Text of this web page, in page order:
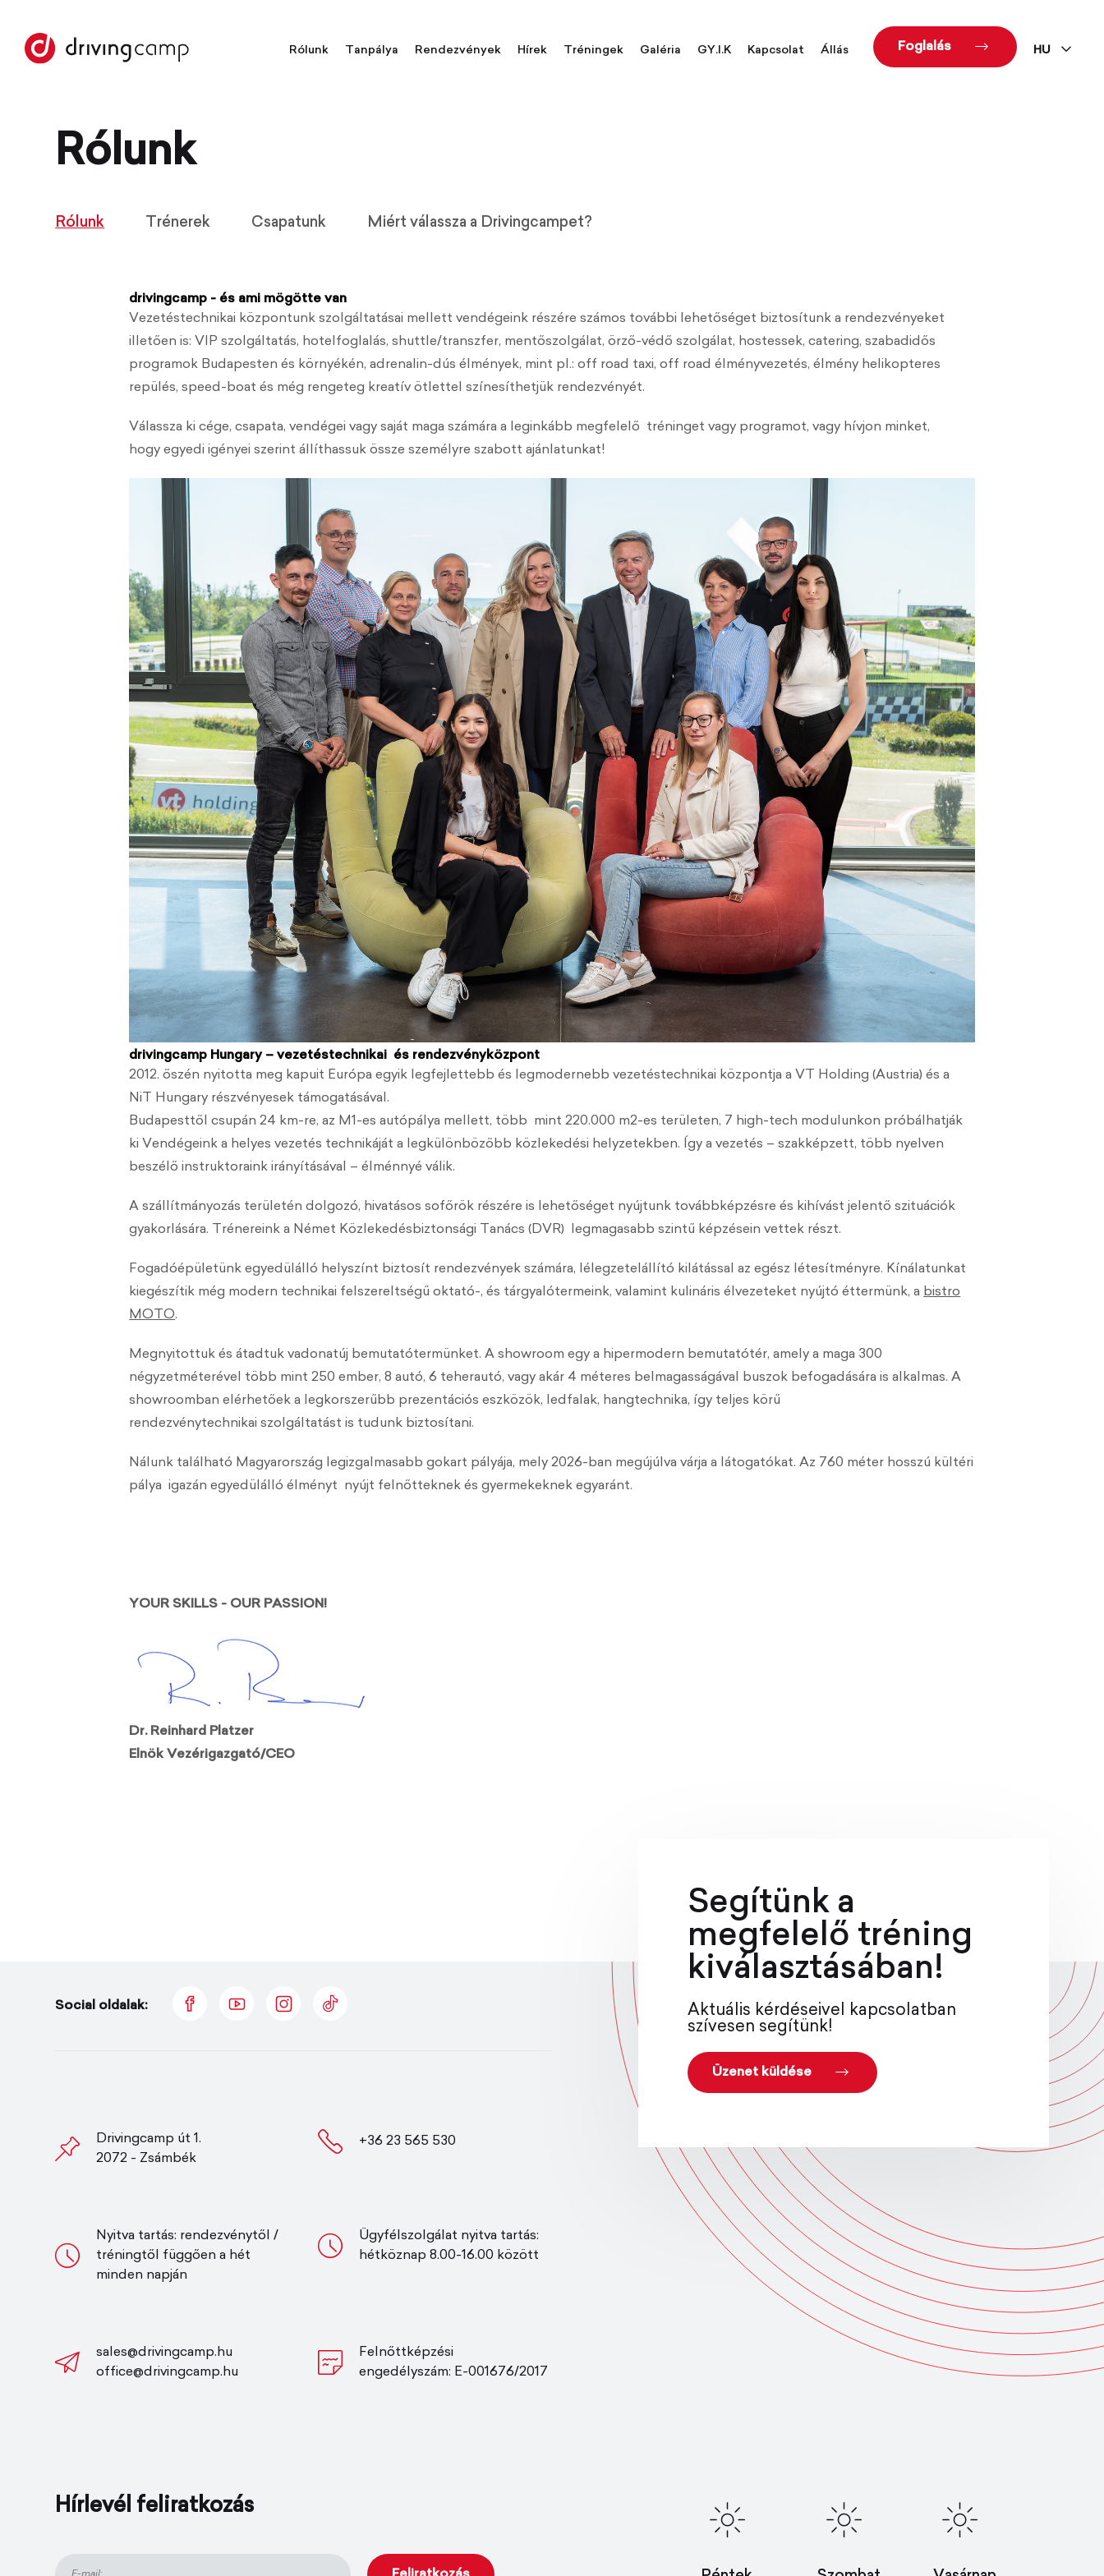
Rólunk Tanpálya Rendezvények Hírek Tréningek Galéria GY.I.K Kapcsolat Állás Foglalás HU
Rólunk
Rólunk Trénerek Csapatunk Miért válassza a Drivingcampet?
drivingcamp - és ami mögötte van
Vezetéstechnikai központunk szolgáltatásai mellett vendégeink részére számos további lehetőséget biztosítunk a rendezvényeket
illetően is: VIP szolgáltatás, hotelfoglalás, shuttle/transzfer, mentőszolgálat, örző-védő szolgálat, hostessek, catering, szabadidős
programok Budapesten és környékén, adrenalin-dús élmények, mint pl.: off road taxi, off road élményvezetés, élmény helikopteres
repülés, speed-boat és még rengeteg kreatív ötlettel színesíthetjük rendezvényét.
Válassza ki cége, csapata, vendégei vagy saját maga számára a leginkább megfelelő tréninget vagy programot, vagy hívjon minket,
hogy egyedi igényei szerint állíthassuk össze személyre szabott ajánlatunkat!
drivingcamp Hungary – vezetéstechnikai és rendezvényközpont
2012. őszén nyitotta meg kapuit Európa egyik legfejlettebb és legmodernebb vezetéstechnikai központja a VT Holding (Austria) és a
NiT Hungary részvényesek támogatásával.
Budapesttől csupán 24 km-re, az M1-es autópálya mellett, több mint 220.000 m2-es területen, 7 high-tech modulunkon próbálhatják
ki Vendégeink a helyes vezetés technikáját a legkülönbözőbb közlekedési helyzetekben. Így a vezetés – szakképzett, több nyelven
beszélő instruktoraink irányításával – élménnyé válik.
A szállítmányozás területén dolgozó, hivatásos sofőrök részére is lehetőséget nyújtunk továbbképzésre és kihívást jelentő szituációk
gyakorlására. Trénereink a Német Közlekedésbiztonsági Tanács (DVR) legmagasabb szintű képzésein vettek részt.
Fogadóépületünk egyedülálló helyszínt biztosít rendezvények számára, lélegzetelállító kilátással az egész létesítményre. Kínálatunkat
kiegészítik még modern technikai felszereltségű oktató-, és tárgyalótermeink, valamint kulináris élvezeteket nyújtó éttermünk, a bistro
MOTO.
Megnyitottuk és átadtuk vadonatúj bemutatótermünket. A showroom egy a hipermodern bemutatótér, amely a maga 300
négyzetméterével több mint 250 ember, 8 autó, 6 teherautó, vagy akár 4 méteres belmagasságával buszok befogadására is alkalmas. A
showroomban elérhetőek a legkorszerűbb prezentációs eszközök, ledfalak, hangtechnika, így teljes körű
rendezvénytechnikai szolgáltatást is tudunk biztosítani.
Nálunk található Magyarország legizgalmasabb gokart pályája, mely 2026-ban megújúlva várja a látogatókat. Az 760 méter hosszú kültéri
pálya igazán egyedülálló élményt nyújt felnőtteknek és gyermekeknek egyaránt.
YOUR SKILLS - OUR PASSION!
Dr. Reinhard Platzer
Elnök Vezérigazgató/CEO
Segítünk a
megfelelő tréning
kiválasztásában!
Aktuális kérdéseivel kapcsolatban
szívesen segítünk!
Üzenet küldése
Social oldalak:
Drivingcamp út 1.
2072 - Zsámbék
+36 23 565 530
Nyitva tartás: rendezvénytől /
tréningtől függően a hét
minden napján
Ügyfélszolgálat nyitva tartás:
hétköznap 8.00-16.00 között
sales@drivingcamp.hu
office@drivingcamp.hu
Felnőttképzési
engedélyszám: E-001676/2017
Hírlevél feliratkozás